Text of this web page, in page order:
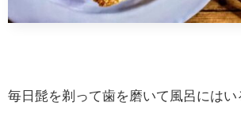
毎日髭を剃って歯を磨いて風呂にはい